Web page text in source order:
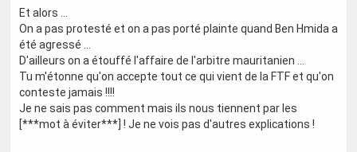
Et alors ...
On a pas protesté et on a pas porté plainte quand Ben Hmida a
été agressé ...
D'ailleurs on a étouffé l'affaire de l'arbitre mauritanien ...
Tu m'étonne qu'on accepte tout ce qui vient de la FTF et qu'on
conteste jamais !!!!
Je ne sais pas comment mais ils nous tiennent par les
[***mot à éviter***] ! Je ne vois pas d'autres explications !